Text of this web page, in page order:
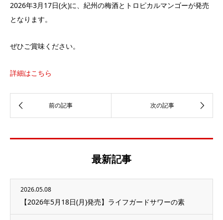
2026年3月17日(火)に、紀州の梅酒とトロピカルマンゴーが発売
となります。
ぜひご賞味ください。
詳細はこちら
最新記事
2026.05.08
【2026年5月18日(月)発売】ライフガードサワーの素